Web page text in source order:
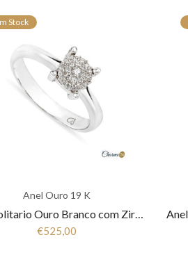
Stock
Anel Ouro 19 K
Anel Solitario Ouro Branco com Zircónias 19,25K ANR5611B
€525,00